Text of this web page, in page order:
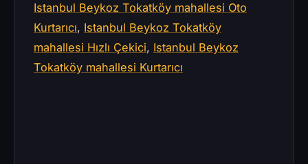
Istanbul Beykoz Tokatköy mahallesi Oto
Kurtarıcı, Istanbul Beykoz Tokatköy
mahallesi Hızlı Çekici, Istanbul Beykoz
Tokatköy mahallesi Kurtarıcı